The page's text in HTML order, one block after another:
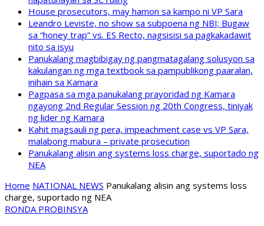
House prosecutors, may hamon sa kampo ni VP Sara
Leandro Leviste, no show sa subpoena ng NBI; Bugaw
sa “honey trap” vs. ES Recto, nagsisisi sa pagkakadawit
nito sa isyu
Panukalang magbibigay ng pangmatagalang solusyon sa
kakulangan ng mga textbook sa pampublikong paaralan,
inihain sa Kamara
Pagpasa sa mga panukalang prayoridad ng Kamara
ngayong 2nd Regular Session ng 20th Congress, tiniyak
ng lider ng Kamara
Kahit magsauli ng pera, impeachment case vs VP Sara,
malabong mabura – private prosecution
Panukalang alisin ang systems loss charge, suportado ng
NEA
Home NATIONAL NEWS Panukalang alisin ang systems loss
charge, suportado ng NEA
RONDA PROBINSYA